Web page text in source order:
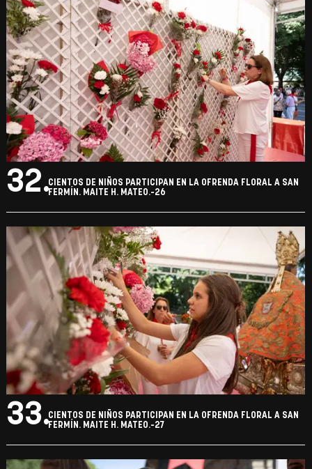
32.CIENTOS DE NIÑOS PARTICIPAN EN LA OFRENDA FLORAL A SAN
FERMÍN. MAITE H. MATEO.-26
33.CIENTOS DE NIÑOS PARTICIPAN EN LA OFRENDA FLORAL A SAN
FERMÍN. MAITE H. MATEO.-27